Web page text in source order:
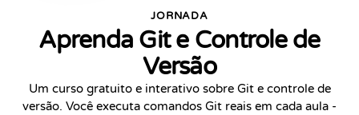
JORNADA
Aprenda Git e Controle de
Versão
Um curso gratuito e interativo sobre Git e controle de
versão. Você executa comandos Git reais em cada aula -